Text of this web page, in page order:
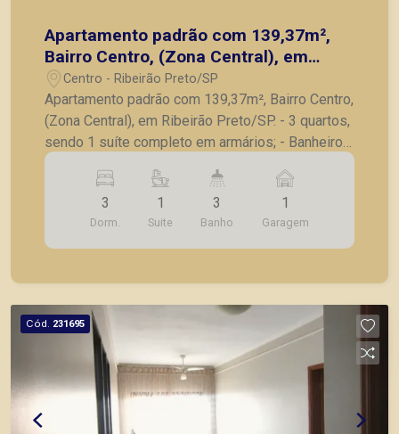
Apartamento padrão com 139,37m²,
Bairro Centro, (Zona Central), em
Ribeirão Preto/SP.
Centro - Ribeirão Preto/SP
Apartamento padrão com 139,37m², Bairro Centro,
(Zona Central), em Ribeirão Preto/SP. - 3 quartos,
sendo 1 suíte completo em armários; - Banheiro
social; - Sala para 2 ambientes; - Cozinha
planejada; - Lavanderia; - Dependência e banheiro
de serviço; - 1 vaga de garagem. A Piramid tem
como objetivo atender seus clientes com
agilidade e segurança, em locação, vendas de
Preto.
3
Dorm.
1
Suite
3
Banho
1
Garagem
Cód. 231695